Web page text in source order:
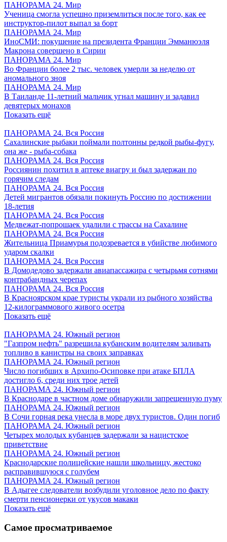
ПАНОРАМА 24. Мир
Ученица смогла успешно приземлиться после того, как ее
инструктор-пилот выпал за борт
ПАНОРАМА 24. Мир
ИноСМИ: покушение на президента Франции Эмманюэля
Макрона совершено в Сирии
ПАНОРАМА 24. Мир
Во Франции более 2 тыс. человек умерли за неделю от
аномального зноя
ПАНОРАМА 24. Мир
В Таиланде 11-летний мальчик угнал машину и задавил
девятерых монахов
Показать ещё
ПАНОРАМА 24. Вся Россия
Сахалинские рыбаки поймали полтонны редкой рыбы-фугу,
она же - рыба-собака
ПАНОРАМА 24. Вся Россия
Россиянин похитил в аптеке виагру и был задержан по
горячим следам
ПАНОРАМА 24. Вся Россия
Детей мигрантов обязали покинуть Россию по достижении
18-летия
ПАНОРАМА 24. Вся Россия
Медвежат-попрошаек удалили с трассы на Сахалине
ПАНОРАМА 24. Вся Россия
Жительница Приамурья подозревается в убийстве любимого
ударом скалки
ПАНОРАМА 24. Вся Россия
В Домодедово задержали авиапассажира с четырьмя сотнями
контрабандных черепах
ПАНОРАМА 24. Вся Россия
В Красноярском крае туристы украли из рыбного хозяйства
12-килограммового живого осетра
Показать ещё
ПАНОРАМА 24. Южный регион
"Газпром нефть" разрешила кубанским водителям заливать
топливо в канистры на своих заправках
ПАНОРАМА 24. Южный регион
Число погибших в Архипо-Осиповке при атаке БПЛА
достигло 6, среди них трое детей
ПАНОРАМА 24. Южный регион
В Краснодаре в частном доме обнаружили запрещенную пуму
ПАНОРАМА 24. Южный регион
В Сочи горная река унесла в море двух туристов. Один погиб
ПАНОРАМА 24. Южный регион
Четырех молодых кубанцев задержали за нацистское
приветствие
ПАНОРАМА 24. Южный регион
Краснодарские полицейские нашли школьницу, жестоко
расправившуюся с голубем
ПАНОРАМА 24. Южный регион
В Адыгее следователи возбудили уголовное дело по факту
смерти пенсионерки от укусов макаки
Показать ещё
Самое просматриваемое